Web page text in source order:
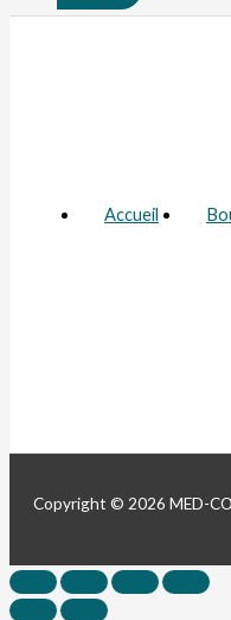
Accueil
Copyright © 2026 MED-